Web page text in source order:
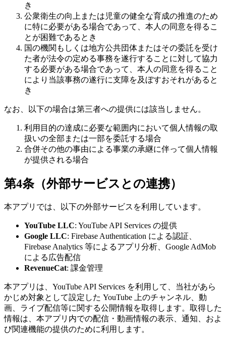
き
公衆衛生の向上または児童の健全な育成の推進のため
に特に必要がある場合であって、本人の同意を得るこ
とが困難であるとき
国の機関もしくは地方公共団体またはその委託を受け
た者が法令の定める事務を遂行することに対して協力
する必要がある場合であって、本人の同意を得ること
により当該事務の遂行に支障を及ぼすおそれがあると
き
なお、以下の場合は第三者への提供には該当しません。
利用目的の達成に必要な範囲内において個人情報の取
扱いの全部または一部を委託する場合
合併その他の事由による事業の承継に伴って個人情報
が提供される場合
第4条（外部サービスとの連携）
本アプリでは、以下の外部サービスを利用しています。
YouTube LLC: YouTube API Services の提供
Google LLC: Firebase Authentication による認証、
Firebase Analytics 等によるアプリ分析、Google AdMob
による広告配信
RevenueCat: 課金管理
本アプリは、YouTube API Services を利用して、当社があら
かじめ対象として設定した YouTube 上のチャンネル、動
画、ライブ配信等に関する公開情報を取得します。取得した
情報は、本アプリ内での配信・動画情報の表示、通知、およ
び関連機能の提供のために利用します。